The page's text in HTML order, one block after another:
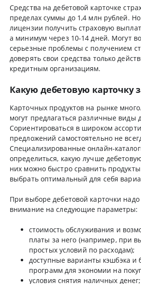
Средства на дебетовой карточке
пределах суммы до 1,4 млн рублей.
лицензии получить страховую
а минимум через 10-14 дней. Могут
серьезные проблемы с получением
доверять свои средства только
кредитным организациям.
Какую дебетовую карточку
Карточных продуктов на рынке
могут предлагаться различные виды
Сориентироваться в широком
предложений самостоятельно не
Специализированные онлайн-
определиться, какую лучше
них можно быстро сравнить
выбрать оптимальный для себя
При выборе дебетовой карточки
внимание на следующие параметры:
стоимость обслуживания и
платы за него (например, при
простых условий по расходам);
доступные варианты кэшбэка и
программ для экономии на
условия снятия наличных денег;